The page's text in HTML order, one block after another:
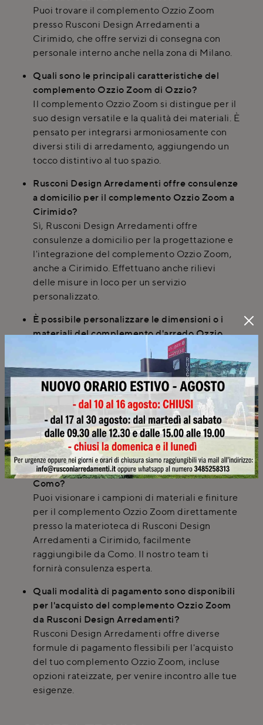
Puoi trovare il complemento Ozzio Zoom
presso Rusconi Design Arredamenti a
Cirimido, che offre servizi di consegna con
personale interno anche nella zona di Milano.
Quali sono le principali caratteristiche del
complemento Ozzio Zoom di Ozzio?
Il complemento Ozzio Zoom si distingue per il
suo design versatile e la qualità dei materiali. È
pensato per integrarsi armoniosamente con
diversi stili di arredamento, aggiungendo un
tocco distintivo al tuo spazio.
Rusconi Design Arredamenti offre consulenze
a domicilio per il complemento Ozzio Zoom a
Cirimido?
Sì, Rusconi Design Arredamenti offre
consulenze a domicilio per la progettazione e
l'integrazione del complemento Ozzio Zoom,
anche a Cirimido. Effettuano anche rilievi
delle misure in loco per un servizio
personalizzato.
È possibile personalizzare le dimensioni o i
materiali del complemento d'arredo Ozzio
Certamente, Rusconi Design Arredamenti ti
offre la possibilità di personalizzare le
dimensioni standard degli arredi. Inoltre, puoi
visionare campioni di materiali come tessuti,
legni e laccati direttamente in negozio prima
dell'acquisto.
Dove posso visionare i campioni di materiali
per il complemento Ozzio Zoom vicino a
Como?
Puoi visionare i campioni di materiali e finiture
per il complemento Ozzio Zoom direttamente
presso la materioteca di Rusconi Design
Arredamenti a Cirimido, facilmente
raggiungibile da Como. Il nostro team ti
fornirà consulenza esperta.
Quali modalità di pagamento sono disponibili
per l'acquisto del complemento Ozzio Zoom
da Rusconi Design Arredamenti?
Rusconi Design Arredamenti offre diverse
formule di pagamento flessibili per l'acquisto
del tuo complemento Ozzio Zoom, incluse
opzioni rateizzate, per venire incontro alle tue
esigenze.